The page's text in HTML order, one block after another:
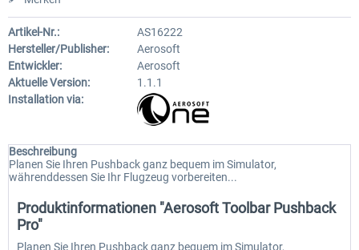
Artikel-Nr.:
AS16222
Hersteller/Publisher:
Aerosoft
Entwickler:
Aerosoft
Aktuelle Version:
1.1.1
Installation via:
Beschreibung
Planen Sie Ihren Pushback ganz bequem im Simulator,
währenddessen Sie Ihr Flugzeug vorbereiten...
Produktinformationen "Aerosoft Toolbar Pushback
Pro"
Planen Sie Ihren Pushback ganz bequem im Simulator,